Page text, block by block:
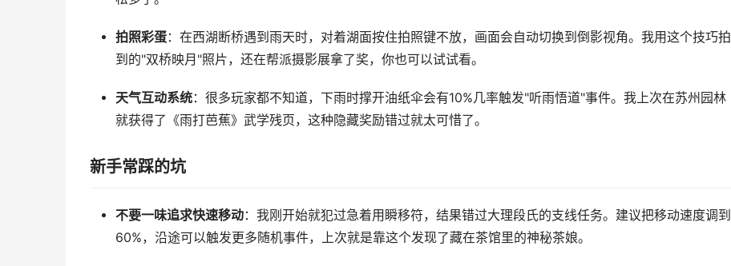
拍照彩蛋：在西湖断桥遇到雨天时，对着湖面按住拍照键不放，画面会自动切换到倒影视角。我用这个技巧拍
到的"双桥映月"照片，还在帮派摄影展拿了奖，你也可以试试看。
天气互动系统：很多玩家都不知道，下雨时撑开油纸伞会有10%几率触发"听雨悟道"事件。我上次在苏州园林
就获得了《雨打芭蕉》武学残页，这种隐藏奖励错过就太可惜了。
新手常踩的坑
不要一味追求快速移动：我刚开始就犯过急着用瞬移符，结果错过大理段氏的支线任务。建议把移动速度调到
60%，沿途可以触发更多随机事件，上次就是靠这个发现了藏在茶馆里的神秘茶娘。